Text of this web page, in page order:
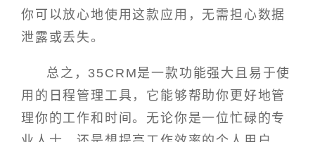
你可以放心地使用这款应用，无需担心数据
泄露或丢失。
总之，35CRM是一款功能强大且易于使
用的日程管理工具，它能够帮助你更好地管
理你的工作和时间。无论你是一位忙碌的专